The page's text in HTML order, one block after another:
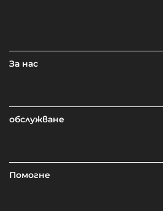
За нас
обслужване
Помогне